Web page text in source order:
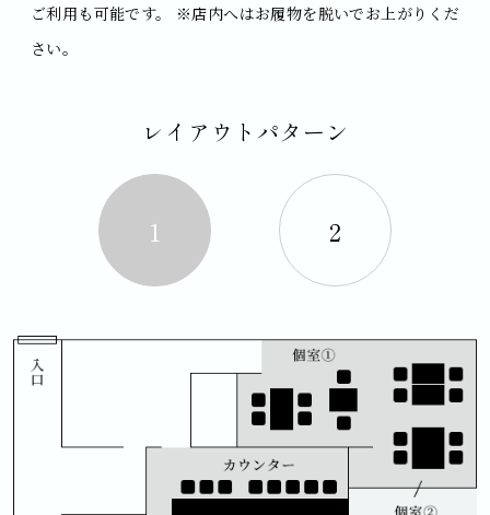
ご利用も可能です。
※店内へはお履物を脱いでお上がりくだ
さい。
レイアウトパターン
1 2